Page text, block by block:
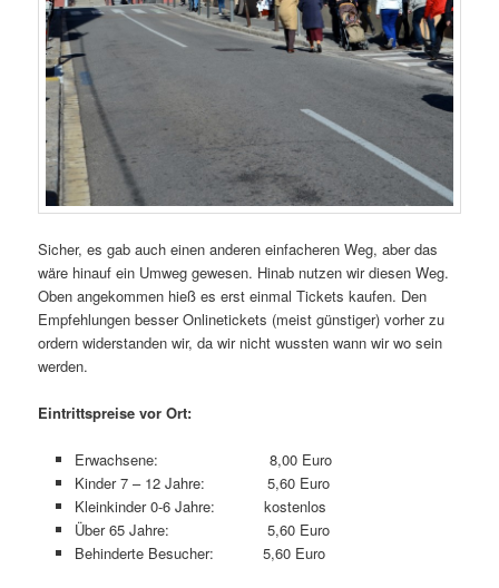
Sicher, es gab auch einen anderen einfacheren Weg, aber das
wäre hinauf ein Umweg gewesen. Hinab nutzen wir diesen Weg.
Oben angekommen hieß es erst einmal Tickets kaufen. Den
Empfehlungen besser Onlinetickets (meist günstiger) vorher zu
ordern widerstanden wir, da wir nicht wussten wann wir wo sein
werden.
Eintrittspreise vor Ort:
Erwachsene: 8,00 Euro
Kinder 7 – 12 Jahre: 5,60 Euro
Kleinkinder 0-6 Jahre: kostenlos
Über 65 Jahre: 5,60 Euro
Behinderte Besucher: 5,60 Euro